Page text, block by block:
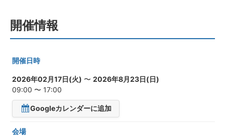
開催情報
開催日時
2026年02月17日(火) 〜 2026年8月23日(日)
09:00 〜 17:00
Googleカレンダーに追加
会場